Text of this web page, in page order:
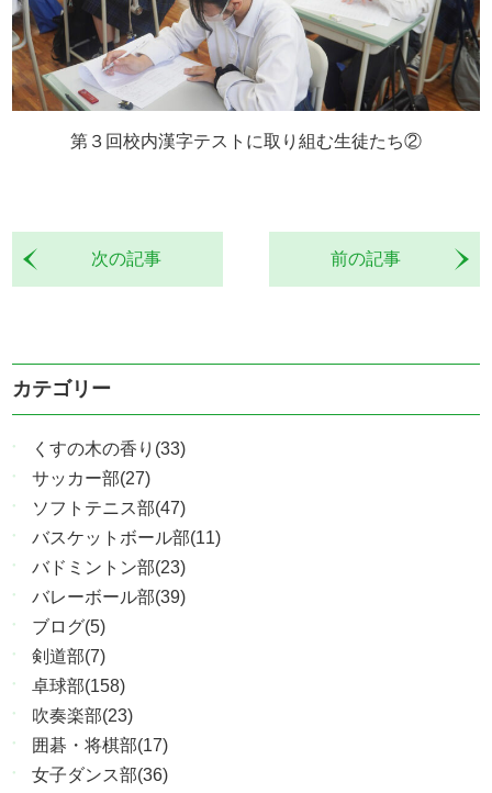
第３回校内漢字テストに取り組む生徒たち②
前の記事
次の記事
カテゴリー
くすの木の香り(33)
サッカー部(27)
ソフトテニス部(47)
バスケットボール部(11)
バドミントン部(23)
バレーボール部(39)
ブログ(5)
剣道部(7)
卓球部(158)
吹奏楽部(23)
囲碁・将棋部(17)
女子ダンス部(36)